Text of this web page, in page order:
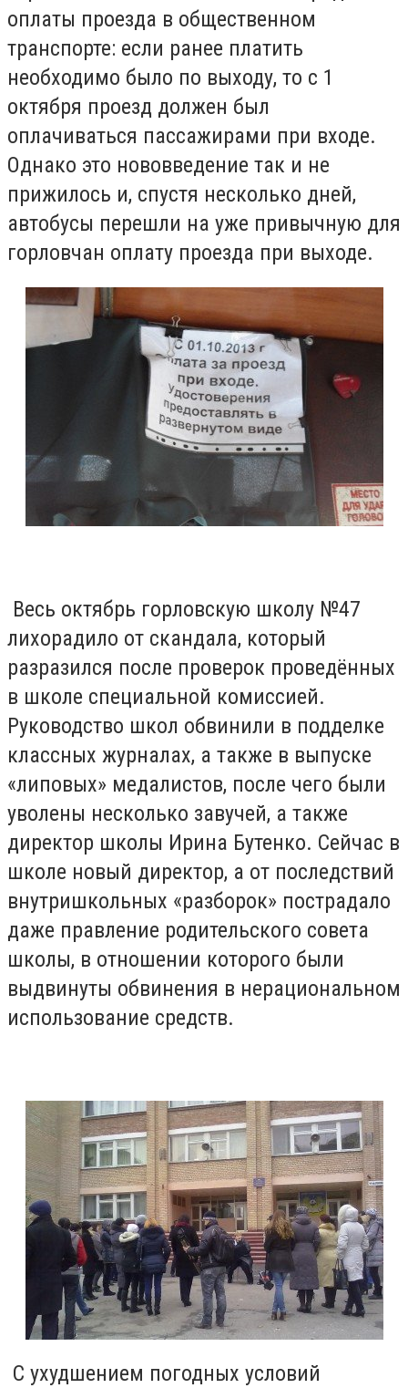
оплаты проезда в общественном
транспорте: если ранее платить
необходимо было по выходу, то с 1
октября проезд должен был
оплачиваться пассажирами при входе.
Однако это нововведение так и не
прижилось и, спустя несколько дней,
автобусы перешли на уже привычную для
горловчан оплату проезда при выходе.
Весь октябрь горловскую школу №47
лихорадило от скандала, который
разразился после проверок проведённых
в школе специальной комиссией.
Руководство школ обвинили в подделке
классных журналах, а также в выпуске
«липовых» медалистов, после чего были
уволены несколько завучей, а также
директор школы Ирина Бутенко. Сейчас в
школе новый директор, а от последствий
внутришкольных «разборок» пострадало
даже правление родительского совета
школы, в отношении которого были
выдвинуты обвинения в нерациональном
использование средств.
С ухудшением погодных условий